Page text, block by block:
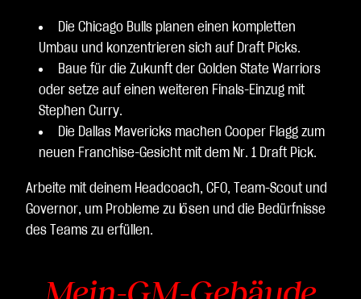
Die Chicago Bulls planen einen kompletten
Umbau und konzentrieren sich auf Draft Picks.
Baue für die Zukunft der Golden State Warriors
oder setze auf einen weiteren Finals-Einzug mit
Stephen Curry.
Die Dallas Mavericks machen Cooper Flagg zum
neuen Franchise-Gesicht mit dem Nr. 1 Draft Pick.
Arbeite mit deinem Headcoach, CFO, Team-Scout und
Governor, um Probleme zu lösen und die Bedürfnisse
des Teams zu erfüllen.